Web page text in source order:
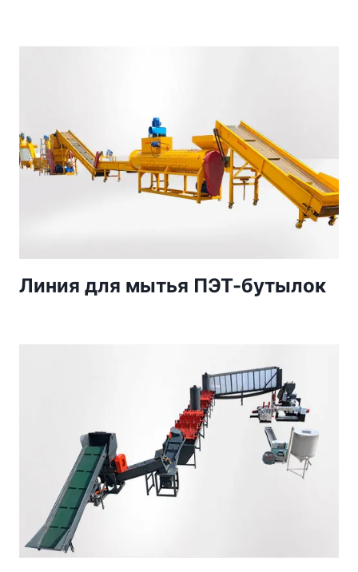
Линия для мытья ПЭТ-бутылок